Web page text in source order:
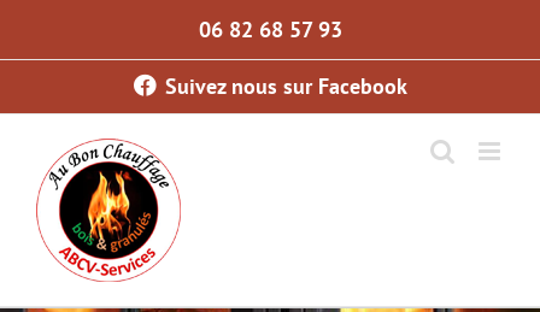
06 82 68 57 93
Suivez nous sur Facebook